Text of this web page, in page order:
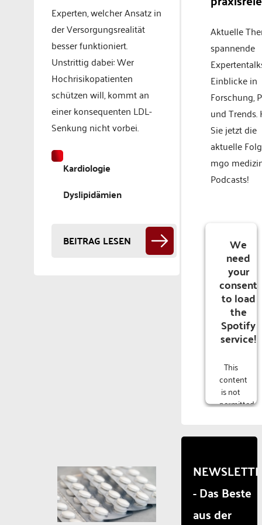
Experten, welcher Ansatz in
der Versorgungsrealität
besser funktioniert.
Unstrittig dabei: Wer
Hochrisikopatienten
schützen will, kommt an
einer konsequenten LDL-
Senkung nicht vorbei.
Kardiologie
Dyslipidämien
BEITRAG LESEN
Aktuelle
spannende
Einblicke in
Forschung,
und Trends.
Sie jetzt die
aktuelle
mgo
Podcasts!
We
need
your
consent
to load
the
Spotify
service!
This
content
is not
permitted
due to
that
are
not
disclosed
to the
- Das Beste
aus der